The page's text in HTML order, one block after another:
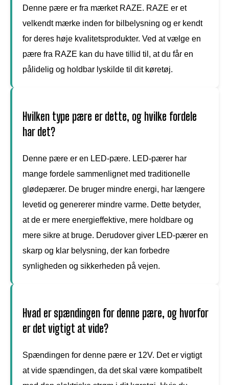
Denne pære er fra mærket RAZE. RAZE er et
velkendt mærke inden for bilbelysning og er kendt
for deres høje kvalitetsprodukter. Ved at vælge en
pære fra RAZE kan du have tillid til, at du får en
pålidelig og holdbar lyskilde til dit køretøj.
Hvilken type pære er dette, og hvilke fordele
har det?
Denne pære er en LED-pære. LED-pærer har
mange fordele sammenlignet med traditionelle
glødepærer. De bruger mindre energi, har længere
levetid og genererer mindre varme. Dette betyder,
at de er mere energieffektive, mere holdbare og
mere sikre at bruge. Derudover giver LED-pærer en
skarp og klar belysning, der kan forbedre
synligheden og sikkerheden på vejen.
Hvad er spændingen for denne pære, og hvorfor
er det vigtigt at vide?
Spændingen for denne pære er 12V. Det er vigtigt
at vide spændingen, da det skal være kompatibelt